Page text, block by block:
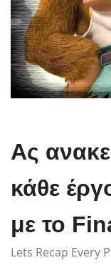
Ας
κάθε
με το
Lets Recap Every